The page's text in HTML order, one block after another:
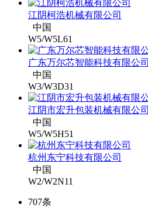
江阴柯浩机械有限公司
中国
W5/W5L61
广东万尔芯智能科技有限公司
中国
W3/W3D31
江阴市宏升包装机械有限公司
中国
W5/W5H51
杭州东宁科技有限公司
中国
W2/W2N11
707条